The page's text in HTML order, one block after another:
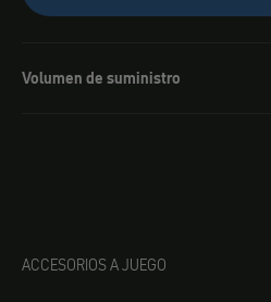
Volumen de suministro
ACCESORIOS A JUEGO